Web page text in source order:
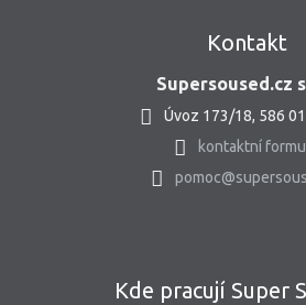
Kontakt
Supersoused.cz
Úvoz 173/18, 586
kontaktní
Kde pracují Super